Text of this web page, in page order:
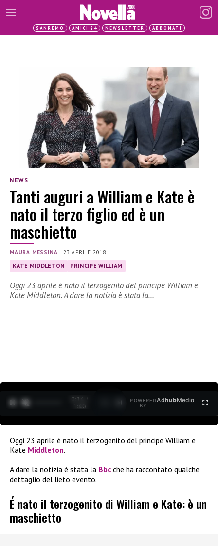
SANREMO AMICI 24 NEWSLETTER ABBONATI
NEWS
Tanti auguri a William e Kate è
nato il terzo figlio ed è un
maschietto
MAURA MESSINA | 23 APRILE 2018
KATE MIDDLETON PRINCIPE WILLIAM
Oggi 23 aprile è nato il terzogenito del principe William e
Kate Middleton. A dare la notizia è stata la…
0:15 /
1:40
POWERED
BY
AdhubMedia
Oggi 23 aprile è nato il terzogenito del principe William e
Kate Middleton.
A dare la notizia è stata la Bbc che ha raccontato qualche
dettaglio del lieto evento.
É nato il terzogenito di William e Kate: è un
maschietto